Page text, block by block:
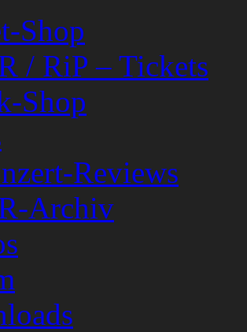
Shop
/ RiP – Tickets
Shop
Reviews
Archiv